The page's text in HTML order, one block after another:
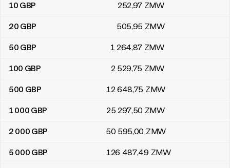
10 GBP 252,97 ZMW
20 GBP 505,95 ZMW
50 GBP 1 264,87 ZMW
100 GBP 2 529,75 ZMW
500 GBP 12 648,75 ZMW
1 000 GBP 25 297,50 ZMW
2 000 GBP 50 595,00 ZMW
5 000 GBP 126 487,49 ZMW